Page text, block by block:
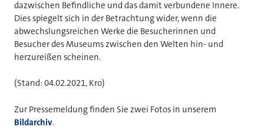
dazwischen Befindliche und das damit verbundene Innere.
Dies spiegelt sich in der Betrachtung wider, wenn die
abwechslungsreichen Werke die Besucherinnen und
Besucher des Museums zwischen den Welten hin- und
herzureißen scheinen.
(Stand: 04.02.2021, Kro)
Zur Pressemeldung finden Sie zwei Fotos in unserem
Bildarchiv.